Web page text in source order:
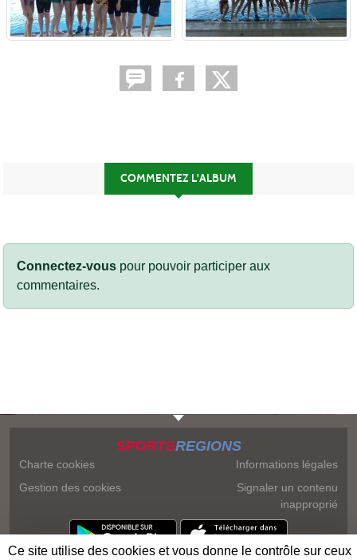
COMMENTEZ L'ALBUM
Connectez-vous pour pouvoir participer aux
commentaires.
SPORTSREGIONS
Charte cookies
Gestion des cookies
Informations légales
Signaler un contenu
inapproprié
Ce site utilise des cookies et vous donne le contrôle sur ceux